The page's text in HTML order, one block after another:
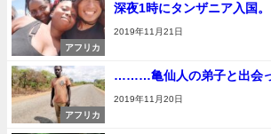
アフリカ
深夜1時にタンザニア入国。
2019年11月21日
アフリカ
………亀仙人の弟子と出会っ
2019年11月20日